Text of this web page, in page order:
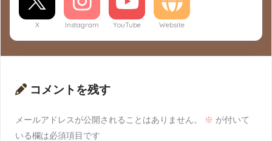
X Instagram YouTube Website
コメントを残す
メールアドレスが公開されることはありません。 ※ が付いて
いる欄は必須項目です